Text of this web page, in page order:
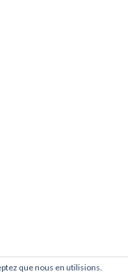
que nous en utilisions.